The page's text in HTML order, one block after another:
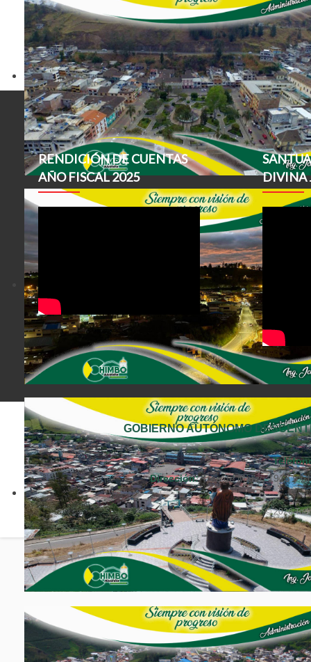
Ant
RENDICIÓN DE CUENTAS
AÑO FISCAL 2025
DIVINA
GOBIERNO AUTÓNOMO
Dirección:Tres de Marzo 1913 y
© 2026